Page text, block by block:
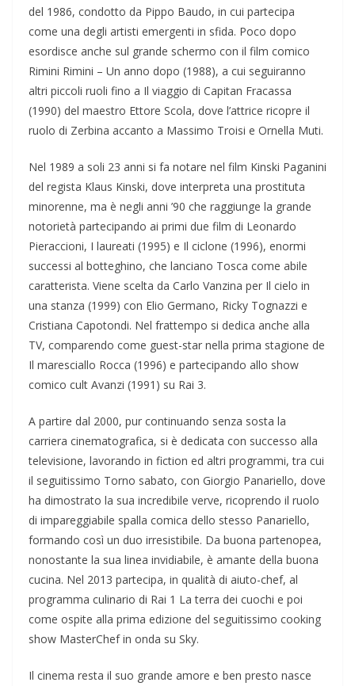
del 1986, condotto da Pippo Baudo, in cui partecipa
come una degli artisti emergenti in sfida. Poco dopo
esordisce anche sul grande schermo con il film comico
Rimini Rimini – Un anno dopo (1988), a cui seguiranno
altri piccoli ruoli fino a Il viaggio di Capitan Fracassa
(1990) del maestro Ettore Scola, dove l’attrice ricopre il
ruolo di Zerbina accanto a Massimo Troisi e Ornella Muti.
Nel 1989 a soli 23 anni si fa notare nel film Kinski Paganini
del regista Klaus Kinski, dove interpreta una prostituta
minorenne, ma è negli anni ’90 che raggiunge la grande
notorietà partecipando ai primi due film di Leonardo
Pieraccioni, I laureati (1995) e Il ciclone (1996), enormi
successi al botteghino, che lanciano Tosca come abile
caratterista. Viene scelta da Carlo Vanzina per Il cielo in
una stanza (1999) con Elio Germano, Ricky Tognazzi e
Cristiana Capotondi. Nel frattempo si dedica anche alla
TV, comparendo come guest-star nella prima stagione de
Il maresciallo Rocca (1996) e partecipando allo show
comico cult Avanzi (1991) su Rai 3.
A partire dal 2000, pur continuando senza sosta la
carriera cinematografica, si è dedicata con successo alla
televisione, lavorando in fiction ed altri programmi, tra cui
il seguitissimo Torno sabato, con Giorgio Panariello, dove
ha dimostrato la sua incredibile verve, ricoprendo il ruolo
di impareggiabile spalla comica dello stesso Panariello,
formando così un duo irresistibile. Da buona partenopea,
nonostante la sua linea invidiabile, è amante della buona
cucina. Nel 2013 partecipa, in qualità di aiuto-chef, al
programma culinario di Rai 1 La terra dei cuochi e poi
come ospite alla prima edizione del seguitissimo cooking
show MasterChef in onda su Sky.
Il cinema resta il suo grande amore e ben presto nasce